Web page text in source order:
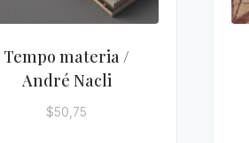
Tempo materia /
André Nacli
$50,75